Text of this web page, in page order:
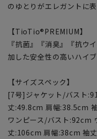
のゆとりがエレガントに
【TioTio®PREMIUM】
『抗菌』『消臭』『抗ウ
加した安全性の高いハイ
【サイズスペック】
[7号]ジャケット/バスト
丈:49.8cm 肩幅:38.5cm
ワンピース/バスト:92cm
丈:106cm 肩幅:38cm 袖